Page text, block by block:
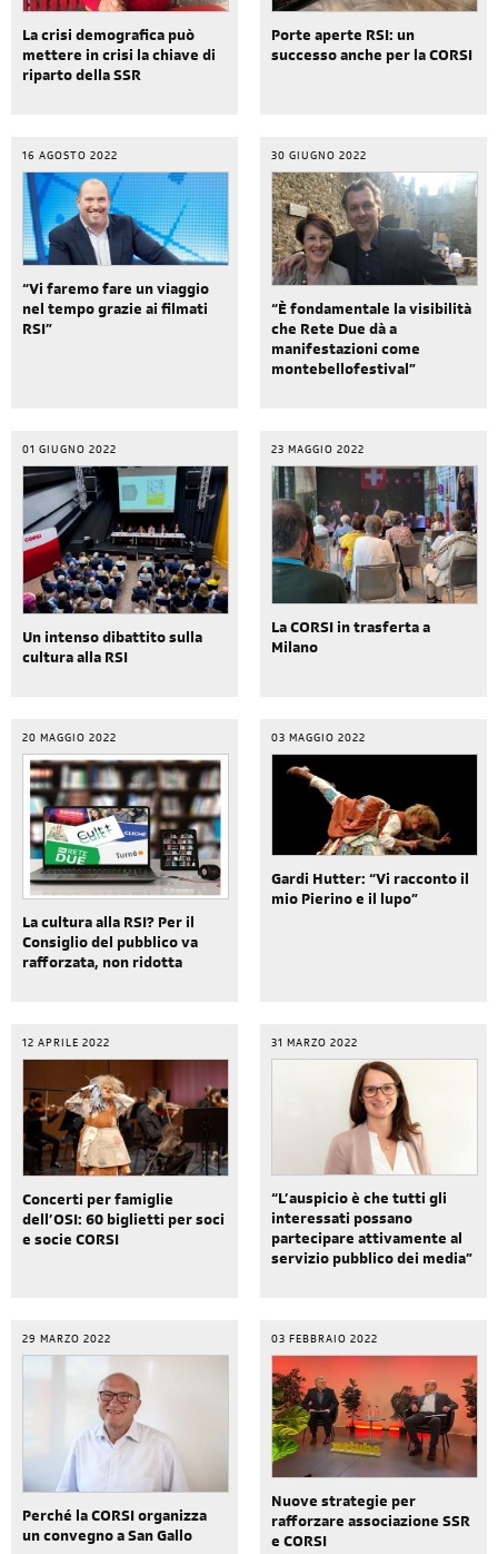
La crisi demografica può
mettere in crisi la chiave di
riparto della SSR
Porte aperte RSI: un
successo anche per la CORSI
16 AGOSTO 2022
“Vi faremo fare un viaggio
nel tempo grazie ai filmati
RSI”
30 GIUGNO 2022
“È fondamentale la visibilità
che Rete Due dà a
manifestazioni come
montebellofestival”
01 GIUGNO 2022
Un intenso dibattito sulla
cultura alla RSI
23 MAGGIO 2022
La CORSI in trasferta a
Milano
20 MAGGIO 2022
La cultura alla RSI? Per il
Consiglio del pubblico va
rafforzata, non ridotta
03 MAGGIO 2022
Gardi Hutter: “Vi racconto il
mio Pierino e il lupo”
12 APRILE 2022
Concerti per famiglie
dell’OSI: 60 biglietti per soci
e socie CORSI
31 MARZO 2022
“L’auspicio è che tutti gli
interessati possano
partecipare attivamente al
servizio pubblico dei media”
29 MARZO 2022
Perché la CORSI organizza
un convegno a San Gallo
03 FEBBRAIO 2022
Nuove strategie per
rafforzare associazione SSR
e CORSI